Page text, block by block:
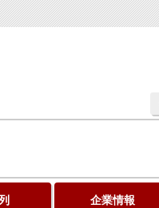
企業情報